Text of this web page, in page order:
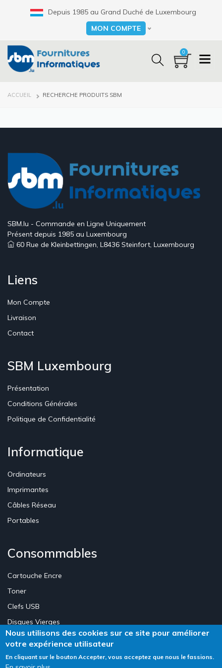
Depuis 1985 au Grand Duché de Luxembourg
Select your language
MON COMPTE
0
FIL
ACCUEIL RECHERCHE PRODUITS SBM
SBM.lu - Commande en Ligne Uniquement
Présent depuis 1985 au Luxembourg
60 Rue de Kleinbettingen, L8436 Steinfort, Luxembourg
Liens
Mon Compte
Livraison
Contact
SBM Luxembourg
Présentation
Conditions Générales
Politique de Confidentialité
Informatique
Ordinateurs
Imprimantes
Câbles Réseau
Portables
Consommables
Cartouche Encre
Toner
Clefs USB
Disques Vierges
Création Site E-commerce Luxembourg - Neweb Creations
Nous utilisons des cookies sur ce site pour améliorer
votre expérience utilisateur
En cliquant sur le bouton Accepter, vous acceptez que nous le fassions.